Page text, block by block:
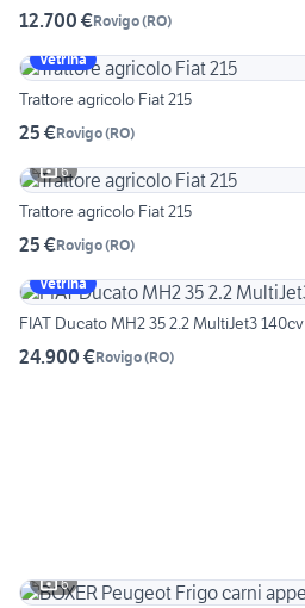
12.700 €Rovigo(RO)
Vetrina
Trattore agricolo Fiat 215
25 €Rovigo(RO)
6
Trattore agricolo Fiat 215
25 €Rovigo(RO)
Vetrina
FIAT Ducato MH2 35 2.2 MultiJet3 140cv
24.900 €Rovigo(RO)
6